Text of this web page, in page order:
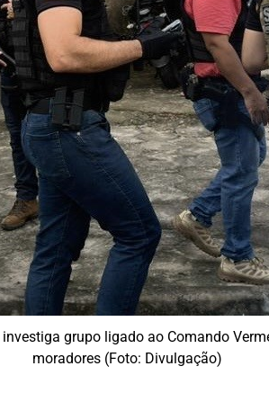
grupo ligado ao Comando
moradores (Foto: Divulgação)